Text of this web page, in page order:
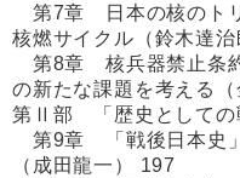
第7章 日本の核のト
核燃サイクル（鈴木達
第8章 核兵器禁止条
の新たな課題を考える
第Ⅱ部 「歴史としての
第9章 「戦後日本史」
（成田龍一） 197